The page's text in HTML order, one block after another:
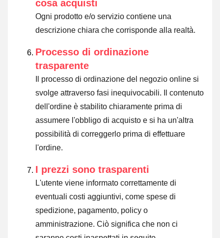
cosa acquisti
Ogni prodotto e/o servizio contiene una
descrizione chiara che corrisponde alla realtà.
Processo di ordinazione
trasparente
Il processo di ordinazione del negozio online si
svolge attraverso fasi inequivocabili. Il contenuto
dell'ordine è stabilito chiaramente prima di
assumere l'obbligo di acquisto e si ha un'altra
possibilità di correggerlo prima di effettuare
l'ordine.
I prezzi sono trasparenti
L'utente viene informato correttamente di
eventuali costi aggiuntivi, come spese di
spedizione, pagamento, policy o
amministrazione. Ciò significa che non ci